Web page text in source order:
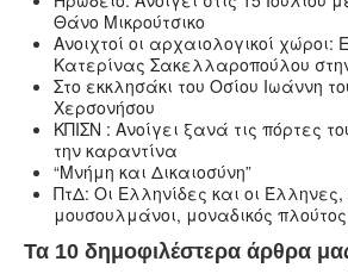
Θάνο Μικρούτσικο
Ανοιχτοί οι αρχαιολογικοί χώροι:
Κατερίνας Σακελλαροπούλου
Στο εκκλησάκι του Οσίου Ιωάννη
Χερσονήσου
ΚΠΙΣΝ : Ανοίγει ξανά τις πόρτες
την καραντίνα
“Μνήμη και Δικαιοσύνη”
ΠτΔ: Οι Ελληνίδες και οι Έλληνες,
μουσουλμάνοι, μοναδικός
Τα 10 δημοφιλέστερα άρθρα